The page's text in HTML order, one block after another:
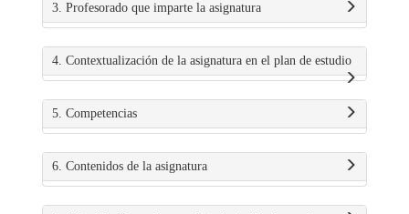
3. Profesorado que imparte la asignatura
4. Contextualización de la asignatura en el plan de estudio
5. Competencias
6. Contenidos de la asignatura